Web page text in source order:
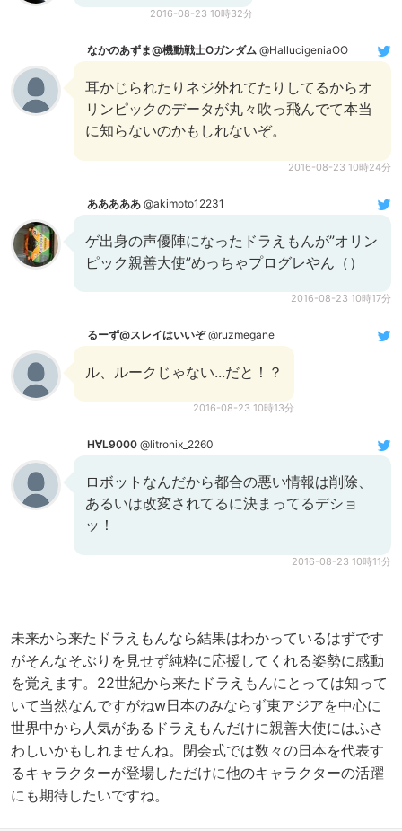
2016-08-23 10時32分
なかのあずま@機動戦士Oガンダム @HallucigeniaOO
耳かじられたりネジ外れてたりしてるからオ
リンピックのデータが丸々吹っ飛んでて本当
に知らないのかもしれないぞ。
2016-08-23 10時24分
あああああ @akimoto12231
ゲ出身の声優陣になったドラえもんが”オリン
ピック親善大使”めっちゃプログレやん（）
2016-08-23 10時17分
るーず@スレイはいいぞ@ruzmegane
ル、ルークじゃない...だと！？
2016-08-23 10時13分
H∀L9000 @litronix_2260
ロボットなんだから都合の悪い情報は削除、
あるいは改変されてるに決まってるデショ
ッ！
2016-08-23 10時11分
未来から来たドラえもんなら結果はわかっているはずです
がそんなそぶりを見せず純粋に応援してくれる姿勢に感動
を覚えます。22世紀から来たドラえもんにとっては知って
いて当然なんですがねw日本のみならず東アジアを中心に
世界中から人気があるドラえもんだけに親善大使にはふさ
わしいかもしれませんね。閉会式では数々の日本を代表す
るキャラクターが登場しただけに他のキャラクターの活躍
にも期待したいですね。